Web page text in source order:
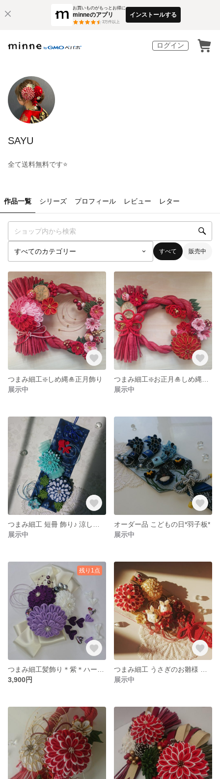
お買いものがもっとお得に
minneのアプリ
3万件以上
インストールする
ログイン
SAYU
全て送料無料です⭐
作品一覧 シリーズ プロフィール レビュー レター
すべて 販売中
つまみ細工❇️しめ縄🎍正月飾り
展示中
展示中
展示中
オーダー品 こどもの日*羽子板*
展示中
残り1点
3,900円
展示中